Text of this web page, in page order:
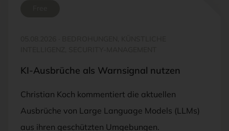
KI-Ausbrüche als Warnsignal nutzen
Christian Koch kommentiert die aktuellen
Ausbrüche von Large Language Models (LLMs)
aus ihren geschützten Umgebungen.